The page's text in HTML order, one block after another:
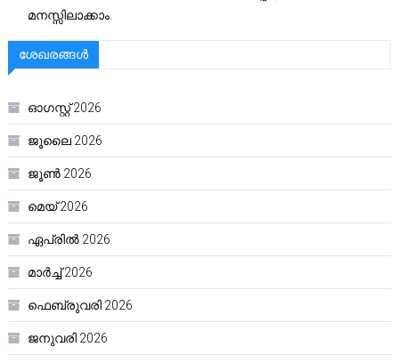
മനസ്സിലാക്കാം.
ശേഖരങ്ങൾ
ഓഗസ്റ്റ്‌ 2026
ജൂലൈ 2026
ജൂൺ 2026
മെയ്‌ 2026
ഏപ്രിൽ 2026
മാർച്ച്‌ 2026
ഫെബ്രുവരി 2026
ജനുവരി 2026